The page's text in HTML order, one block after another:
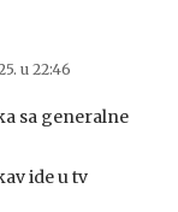
u 22:46
sa generalne
ide u tv